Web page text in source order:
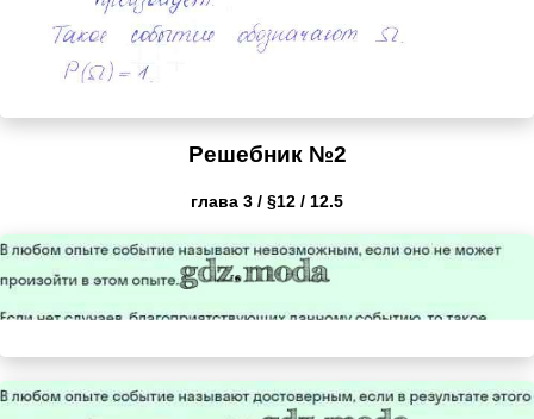
Решебник №2
глава 3 / §12 / 12.5